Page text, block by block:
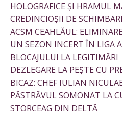
HOLOGRAFICE ȘI HRAMUL
CREDINCIOȘII DE
ACSM CEAHLĂUL:
UN SEZON INCERT ÎN LIGA
BLOCAJULUI LA LEGITIMĂRI
DEZLEGARE LA PEȘTE CU
BICAZ: CHEF IULIAN
PĂSTRĂVUL SOMONAT LA
STORCEAG DIN DELTĂ